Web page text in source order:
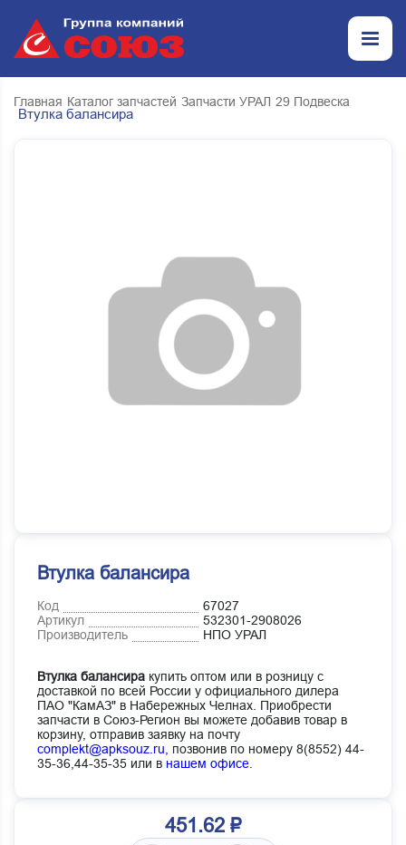
Главная Каталог запчастей Запчасти УРАЛ 29 Подвеска
Втулка балансира
Втулка балансира
Код
67027
Артикул
532301-2908026
Производитель
НПО УРАЛ
Втулка балансира купить оптом или в розницу с
доставкой по всей России у официального дилера
ПАО "КамАЗ" в Набережных Челнах. Приобрести
запчасти в Союз-Регион вы можете добавив товар в
корзину, отправив заявку на почту
complekt@apksouz.ru,
позвонив по номеру 8(8552) 44-
35-36,44-35-35 или в нашем офисе
451.62 ₽